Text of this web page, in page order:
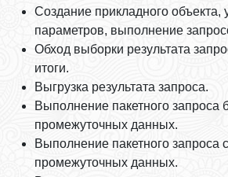
Создание прикладного объекта,
параметров, выполнение
Обход выборки результата
итоги.
Выгрузка результата запроса.
Выполнение пакетного запроса
промежуточных данных.
Выполнение пакетного запроса
промежуточных данных.